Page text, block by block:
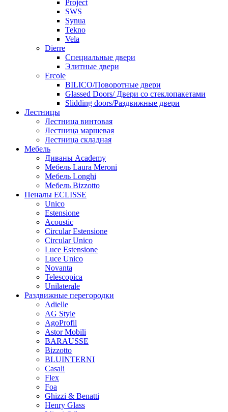
Project
SWS
Synua
Tekno
Vela
Dierre
Специальные двери
Элитные двери
Ercole
BILICO/Поворотные двери
Glassed Doors/ Двери со стеклопакетами
Slidding doors/Раздвижные двери
Лестницы
Лестница винтовая
Лестница маршевая
Лестница складная
Мебель
Диваны Academy
Мебель Laura Meroni
Мебель Longhi
Мебель Bizzotto
Пеналы ECLISSE
Unico
Estensione
Acoustic
Circular Estensione
Circular Unico
Luce Estensione
Luce Unico
Novanta
Telescopica
Unilaterale
Раздвижные перегородки
Adielle
AG Style
AgoProfil
Astor Mobili
BARAUSSE
Bizzotto
BLUINTERNI
Casali
Flex
Foa
Ghizzi & Benatti
Henry Glass